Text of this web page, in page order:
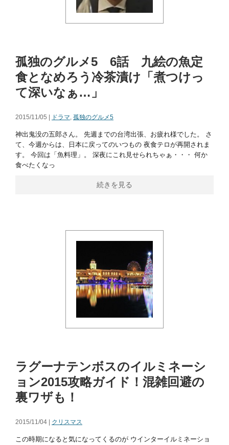
孤独のグルメ5 6話 九絵の魚定
食となめろう冷茶漬け「煮つけっ
て深いなぁ…」
2015/11/05 | ドラマ, 孤独のグルメ5
神出鬼没の五郎さん。 先週までの台湾出張、お疲れ様でした。 さ
て、今週からは、日本に戻ってのいつもの 夜食テロが再開されま
す。 今回は「魚料理」。 深夜にこれ見せられちゃぁ・・・ 何か
食べたくなっ
続きを見る
ラグーナテンボスのイルミネーシ
ョン2015攻略ガイド！混雑回避の
裏ワザも！
2015/11/04 | クリスマス
この時期になると気になってくるのが ウインターイルミネーショ